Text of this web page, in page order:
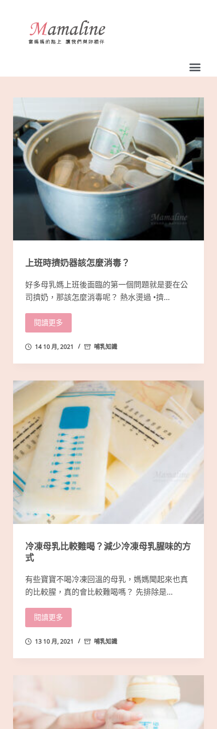
容
上班時擠奶器該怎麼消毒？
好多母乳媽上班後面臨的第一個問題就是要在公
司擠奶，那該怎麼消毒呢？ 熱水燙過 •擠…
閱讀更多
14 10 月, 2021 哺乳知識
冷凍母乳比較難喝？減少冷凍母乳腥味的方
式
有些寶寶不喝冷凍回溫的母乳，媽媽聞起來也真
的比較腥，真的會比較難喝嗎？ 先排除是…
閱讀更多
13 10 月, 2021 哺乳知識